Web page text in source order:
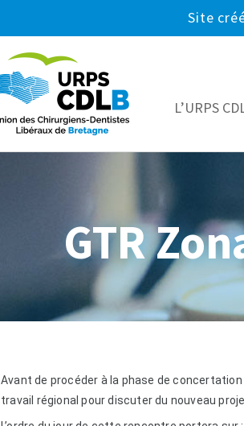
Site
L’URPS
GTR
Avant de procéder à la phase de
travail régional pour discuter du nouveau